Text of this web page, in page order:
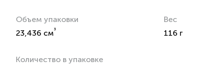
Объем упаковки
23,436 см³
Вес
116 г
Количество в упаковке